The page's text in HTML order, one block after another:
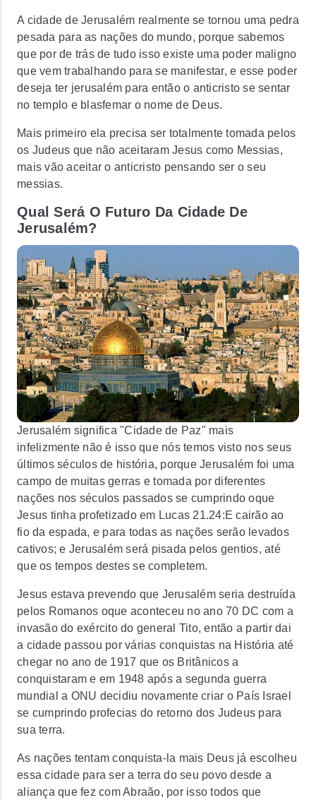
A cidade de Jerusalém realmente se tornou uma pedra
pesada para as nações do mundo, porque sabemos
que por de trás de tudo isso existe uma poder maligno
que vem trabalhando para se manifestar, e esse poder
deseja ter jerusalém para então o anticristo se sentar
no templo e blasfemar o nome de Deus.
Mais primeiro ela precisa ser totalmente tomada pelos
os Judeus que não aceitaram Jesus como Messias,
mais vão aceitar o anticristo pensando ser o seu
messias.
Qual Será O Futuro Da Cidade De
Jerusalém?
Jerusalém significa "Cidade de Paz" mais
infelizmente não é isso que nós temos visto nos seus
últimos séculos de história, porque Jerusalém foi uma
campo de muitas gerras e tomada por diferentes
nações nos séculos passados se cumprindo oque
Jesus tinha profetizado em Lucas 21.24:E cairão ao
fio da espada, e para todas as nações serão levados
cativos; e Jerusalém será pisada pelos gentios, até
que os tempos destes se completem.
Jesus estava prevendo que Jerusalém seria destruída
pelos Romanos oque aconteceu no ano 70 DC com a
invasão do exército do general Tito, então a partir dai
a cidade passou por várias conquistas na História até
chegar no ano de 1917 que os Britânicos a
conquistaram e em 1948 após a segunda guerra
mundial a ONU decidiu novamente criar o País Israel
se cumprindo profecias do retorno dos Judeus para
sua terra.
As nações tentam conquista-la mais Deus já escolheu
essa cidade para ser a terra do seu povo desde a
aliança que fez com Abraão, por isso todos que